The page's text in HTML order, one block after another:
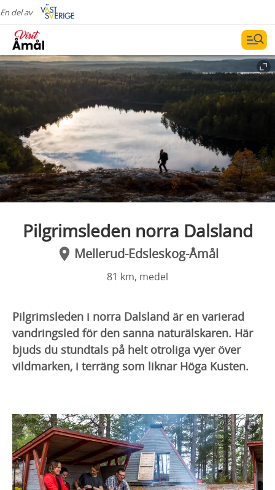
En del av
Pilgrimsleden norra Dalsland
Mellerud-Edsleskog-Åmål
81 km, medel
Pilgrimsleden i norra Dalsland är en varierad
vandringsled för den sanna naturälskaren. Här
bjuds du stundtals på helt otroliga vyer över
vildmarken, i terräng som liknar Höga Kusten.